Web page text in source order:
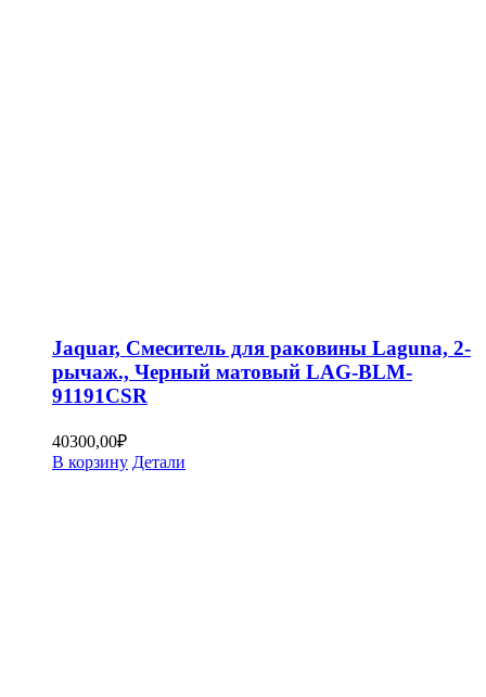
Jaquar, Смеситель для раковины Laguna, 2-
рычаж., Черный матовый LAG-BLM-
91191CSR
40300,00₽
В корзину Детали